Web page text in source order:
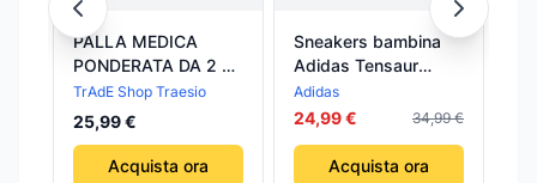
PALLA MEDICA
PONDERATA DA 2 KG
PER SPORT FITNESS
ALLENAMENTO
ESERCIZIO FISICO
TrAdE Shop Traesio
25,99 €
Acquista ora
Sneakers bambina
Adidas Tensaur
Sport celeste rosa
sportive
Adidas
24,99 € 34,99 €
Acquista ora